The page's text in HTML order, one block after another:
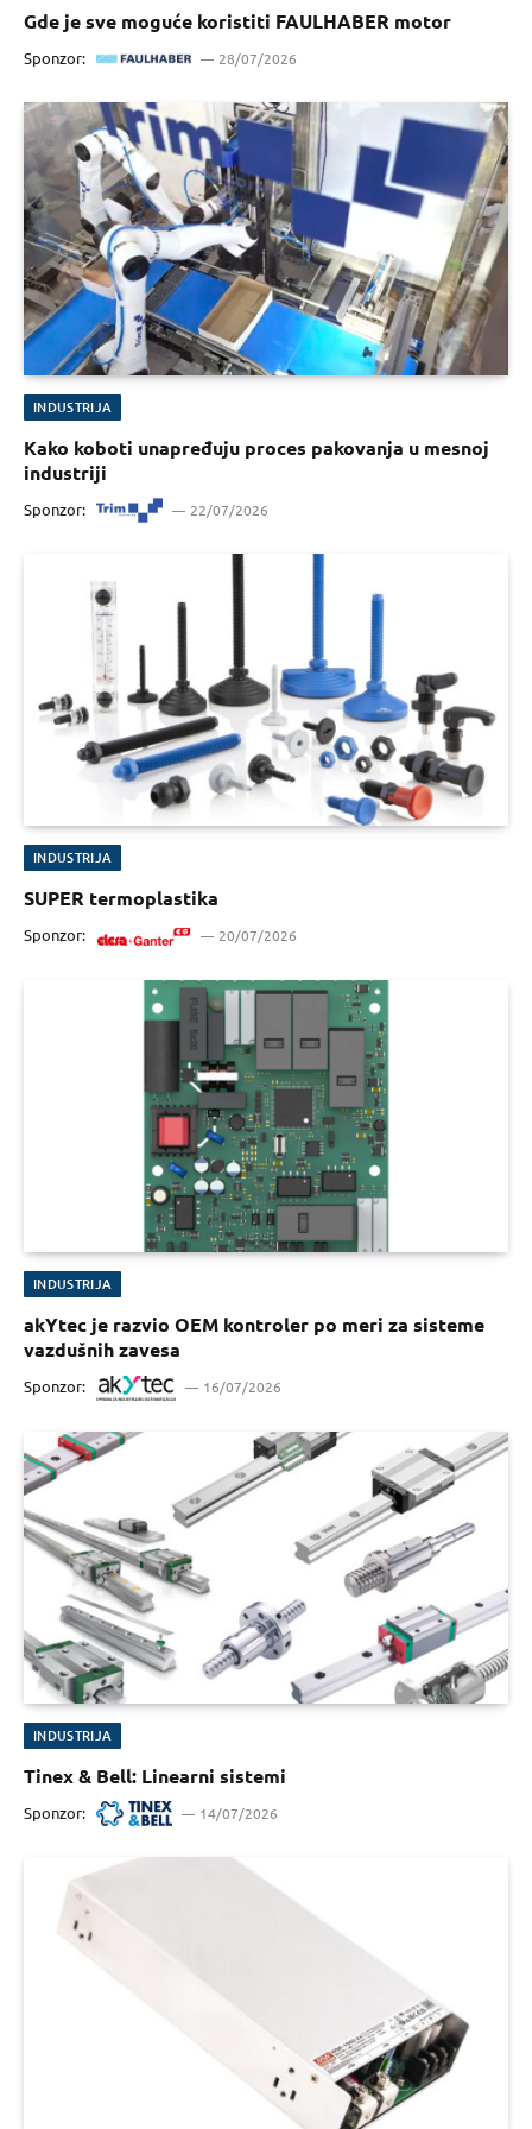
Gde je sve moguće koristiti FAULHABER motor
Sponzor: 28/07/2026
INDUSTRIJA
Kako koboti unapređuju proces pakovanja u mesnoj
industriji
Sponzor: 22/07/2026
INDUSTRIJA
SUPER termoplastika
Sponzor: 20/07/2026
INDUSTRIJA
akYtec je razvio OEM kontroler po meri za sisteme
vazdušnih zavesa
Sponzor: 16/07/2026
INDUSTRIJA
Tinex & Bell: Linearni sistemi
Sponzor: 14/07/2026